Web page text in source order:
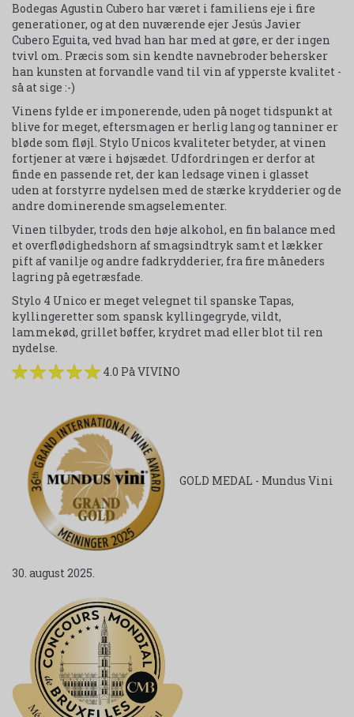
Bodegas Agustin Cubero har været i familiens eje i fire
generationer, og at den nuværende ejer Jesús Javier
Cubero Eguita, ved hvad han har med at gøre, er der ingen
tvivl om. Præcis som sin kendte navnebroder behersker
han kunsten at forvandle vand til vin af ypperste kvalitet -
så at sige :-)
Vinens fylde er imponerende, uden på noget tidspunkt at
blive for meget, eftersmagen er herlig lang og tanniner er
bløde som fløjl. Stylo Unicos kvaliteter betyder, at vinen
fortjener at være i højsædet. Udfordringen er derfor at
finde en passende ret, der kan ledsage vinen i glasset
uden at forstyrre nydelsen med de stærke krydderier og de
andre dominerende smagselementer.
Vinen tilbyder, trods den høje alkohol, en fin balance med
et overflødighedshorn af smagsindtryk samt et lækker
pift af vanilje og andre fadkrydderier, fra fire måneders
lagring på egetræsfade.
Stylo 4 Unico er meget velegnet til spanske Tapas,
kyllingeretter som spansk kyllingegryde, vildt,
lammekød, grillet bøffer, krydret mad eller blot til ren
nydelse.
4.0 På VIVINO
GOLD MEDAL - Mundus Vini
30. august 2025.